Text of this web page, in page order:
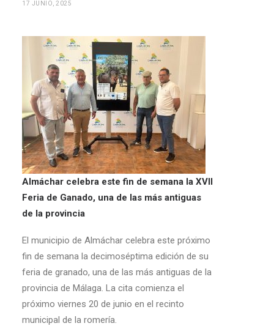
17 JUNIO, 2025
Almáchar celebra este fin de semana la XVII
Feria de Ganado, una de las más antiguas
de la provincia
El municipio de Almáchar celebra este próximo
fin de semana la decimoséptima edición de su
feria de granado, una de las más antiguas de la
provincia de Málaga. La cita comienza el
próximo viernes 20 de junio en el recinto
municipal de la romería.